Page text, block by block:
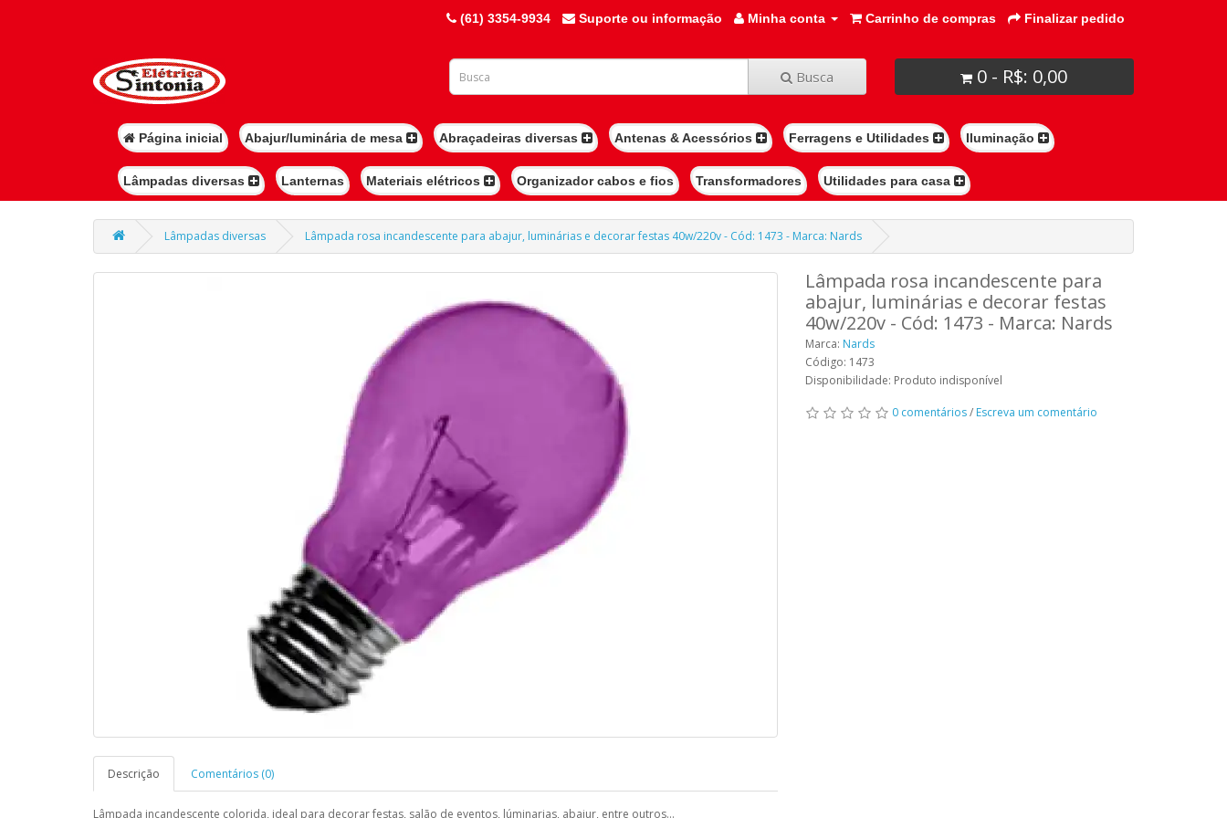
(61) 3354-9934 Suporte ou informação Minha conta Carrinho de compras Finalizar pedido
Busca 0 - R$: 0,00
Página inicial Abajur/luminária de mesa Abraçadeiras diversas Antenas & Acessórios Ferragens e Utilidades Iluminação
Lâmpadas diversas Lanternas Materiais elétricos Organizador cabos e fios Transformadores Utilidades para casa
Lâmpadas diversas Lâmpada rosa incandescente para abajur, luminárias e decorar festas 40w/220v - Cód: 1473 - Marca: Nards
Descrição Comentários (0)
Lâmpada incandescente colorida, ideal para decorar festas, salão de eventos, lúminarias, abajur, entre outros...
Lâmpada rosa incandescente para
abajur, luminárias e decorar festas
40w/220v - Cód: 1473 - Marca: Nards
Marca: Nards
Código: 1473
Disponibilidade: Produto indisponível
0 comentários/ Escreva um comentário